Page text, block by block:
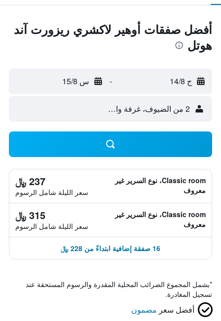
أفضل صفقات أوهير لاكشري ريزورت آند
هوتل
ج 14/8 - س 15/8
2 من الضيوف، غرفة واحدة
Classic room، نوع السرير غير
معروف
237 ﷼
سعر الليلة شامل الرسوم
Classic room، نوع السرير غير
معروف
315 ﷼
سعر الليلة شامل الرسوم
16 صفقة إضافية ابتداءً من 228 ﷼
*يشمل المجموع الضرائب المحلية المقدرة والرسوم المستحقة عند
تسجيل المغادرة.
أفضل سعر مضمون